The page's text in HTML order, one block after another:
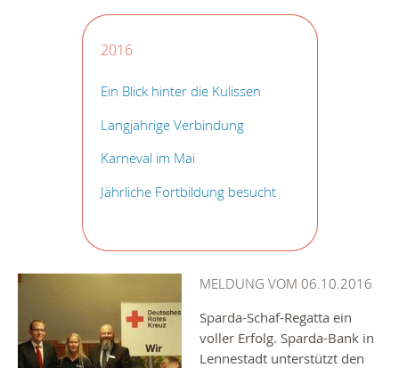
2016
Ein Blick hinter die Kulissen
Langjährige Verbindung
Karneval im Mai
Jährliche Fortbildung besucht
MELDUNG VOM 06.10.2016
Sparda-Schaf-Regatta ein
voller Erfolg. Sparda-Bank in
Lennestadt unterstützt den